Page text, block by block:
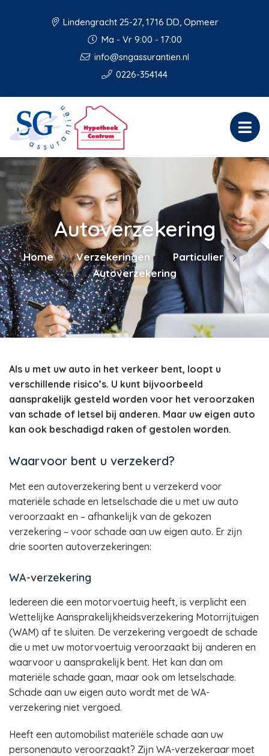
Lindengracht 25-27, 1716 DD, Opmeer
Ma - Vr 9:00 - 17:00
info@sngassurantien.nl
0226-354144
Autoverzekering
Home Verzekeringen
Particulier
Autoverzekering
Als u met uw auto in het verkeer bent, loopt u
verschillende risico’s. U kunt bijvoorbeeld
aansprakelijk gesteld worden voor het veroorzaken
van schade of letsel bij anderen. Maar uw eigen auto
kan ook beschadigd raken of gestolen worden.
Waarvoor bent u verzekerd?
Met een autoverzekering bent u verzekerd voor
materiële schade en letselschade die u met uw auto
veroorzaakt en – afhankelijk van de gekozen
verzekering – voor schade aan uw eigen auto. Er zijn
drie soorten autoverzekeringen:
WA-verzekering
Iedereen die een motorvoertuig heeft, is verplicht een
Wettelijke Aansprakelijkheidsverzekering Motorrijtuigen
(WAM) af te sluiten. De verzekering vergoedt de schade
die u met uw motorvoertuig veroorzaakt bij anderen en
waarvoor u aansprakelijk bent. Het kan dan om
materiële schade gaan, maar ook om letselschade.
Schade aan uw eigen auto wordt met de WA-
verzekering niet vergoed.
Heeft een automobilist materiële schade aan uw
personenauto veroorzaakt? Zijn WA-verzekeraar moet